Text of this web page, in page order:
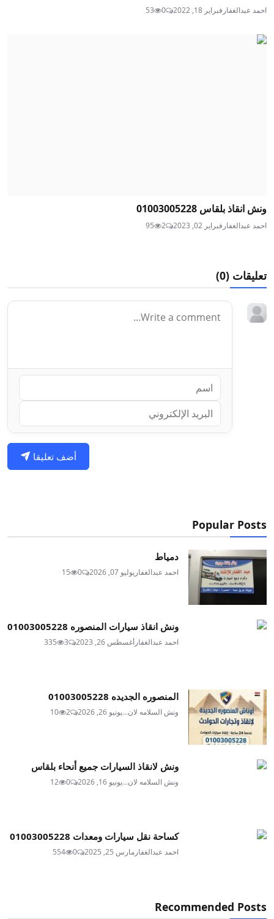
احمد عبدالغفار فبراير 18, 2022 0
53
ونش انقاذ بلقاس 01003005228
احمد عبدالغفار فبراير 02, 2023 2
95
تعليقات (0
)
أضف تعليقا
Popular Posts
دمياط
احمد عبدالغفاريوليو 07, 2026 0
15
ونش انقاذ سيارات المنصوره 01003005228
احمد عبدالغفارأغسطس 26, 2023 3
335
المنصوره الجديده 01003005228
ونش السلامه لان...يونيو 26, 2026 2
10
ونش لانقاذ السيارات جميع أنحاء بلقاس
ونش السلامه لان...يونيو 16, 2026 0
12
كساحة نقل سيارات ومعدات 01003005228
احمد عبدالغفارمارس 25, 2025 0
554
Recommended Posts